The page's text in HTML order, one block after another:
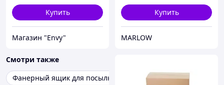
Купить
Магазин "Envy"
Купить
MARLOW
Смотри также
Фанерный ящик для посылки